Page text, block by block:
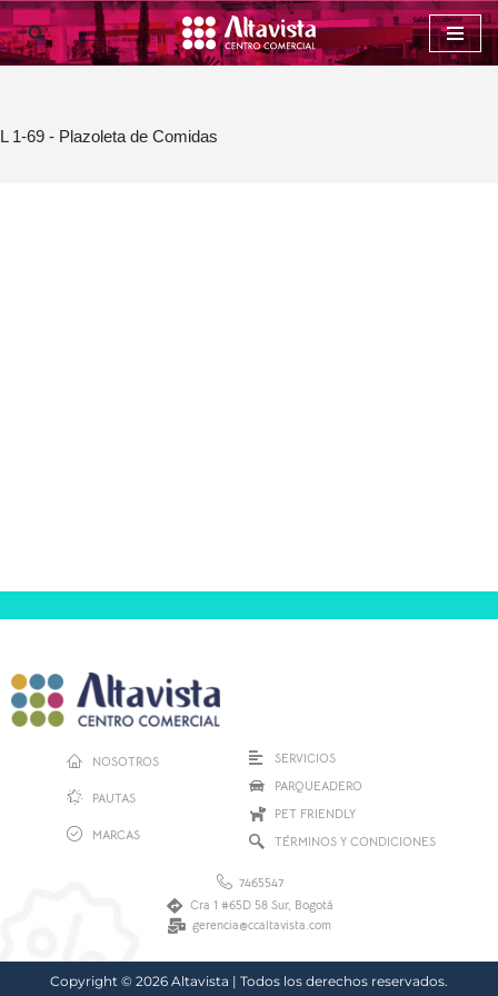
Saltar
L 1-69 - Plazoleta de Comidas
NOSOTROS
PAUTAS
MARCAS
SERVICIOS
PARQUEADERO
PET FRIENDLY
TÉRMINOS Y CONDICIONES
7465547
Cra 1 #65D 58 Sur, Bogotá
gerencia@ccaltavista.com
Copyright © 2026 Altavista | Todos los derechos reservados.